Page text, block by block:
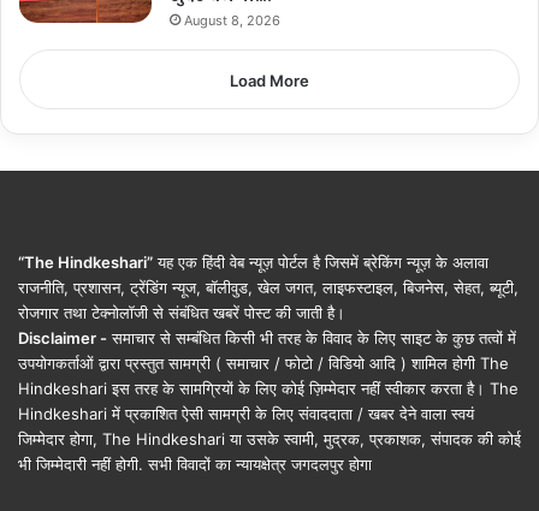
August 8, 2026
Load More
“The Hindkeshari”यह एक हिंदी वेब न्यूज़ पोर्टल है जिसमें ब्रेकिंग न्यूज़ के अलावा
राजनीति, प्रशासन, ट्रेंडिंग न्यूज, बॉलीवुड, खेल जगत, लाइफस्टाइल, बिजनेस, सेहत, ब्यूटी,
रोजगार तथा टेक्नोलॉजी से संबंधित खबरें पोस्ट की जाती है।
Disclaimer - समाचार से सम्बंधित किसी भी तरह के विवाद के लिए साइट के कुछ तत्वों में
उपयोगकर्ताओं द्वारा प्रस्तुत सामग्री ( समाचार / फोटो / विडियो आदि ) शामिल होगी The
Hindkeshari इस तरह के सामग्रियों के लिए कोई ज़िम्मेदार नहीं स्वीकार करता है। The
Hindkeshari में प्रकाशित ऐसी सामग्री के लिए संवाददाता / खबर देने वाला स्वयं
जिम्मेदार होगा, The Hindkeshari या उसके स्वामी, मुद्रक, प्रकाशक, संपादक की कोई
भी जिम्मेदारी नहीं होगी. सभी विवादों का न्यायक्षेत्र जगदलपुर होगा